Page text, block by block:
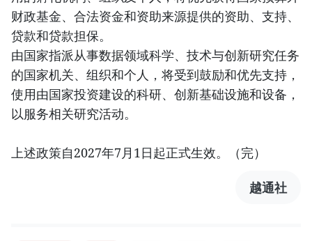
财政基金、合法资金和资助来源提供的资助、支持、
贷款和贷款担保。
由国家指派从事数据领域科学、技术与创新研究任务
的国家机关、组织和个人，将受到鼓励和优先支持，
使用由国家投资建设的科研、创新基础设施和设备，
以服务相关研究活动。
上述政策自2027年7月1日起正式生效。（完）
越通社